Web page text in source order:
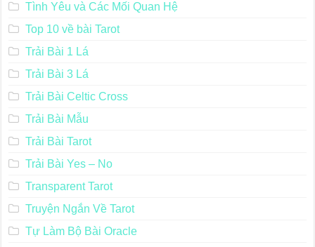
Tình Yêu và Các Mối Quan Hệ
Top 10 về bài Tarot
Trải Bài 1 Lá
Trải Bài 3 Lá
Trải Bài Celtic Cross
Trải Bài Mẫu
Trải Bài Tarot
Trải Bài Yes – No
Transparent Tarot
Truyện Ngắn Về Tarot
Tự Làm Bộ Bài Oracle